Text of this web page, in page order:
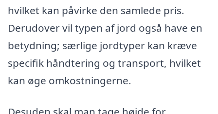
hvilket kan påvirke den samlede pris.
Derudover vil typen af jord også have en
betydning; særlige jordtyper kan kræve
specifik håndtering og transport, hvilket
kan øge omkostningerne.